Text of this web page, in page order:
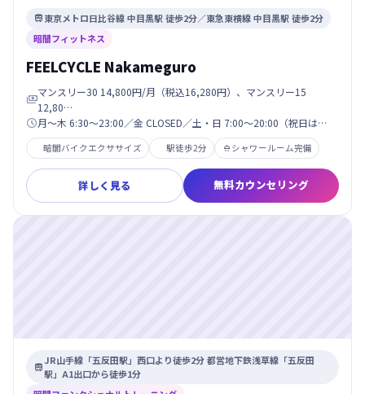
 東京メトロ日比谷線 中目黒駅 徒歩2分／東急東横線 中目黒駅 徒歩2分
暗闇フィットネス
FEELCYCLE Nakameguro

マンスリー30 14,800円/月（税込16,280円）、マンスリー15
12,80…
月〜木 6:30〜23:00／金 CLOSED／土・日 7:00〜20:00（祝日は…
暗闇バイクエクササイズ 駅徒歩2分  シャワールーム完備
詳しく見る 無料カウンセリング

JR山手線「五反田駅」西口より徒歩2分 都営地下鉄浅草線「五反田
駅」A1出口から徒歩1分